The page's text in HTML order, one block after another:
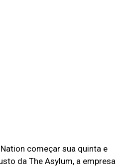
começar sua quinta e
da The Asylum, a empresa